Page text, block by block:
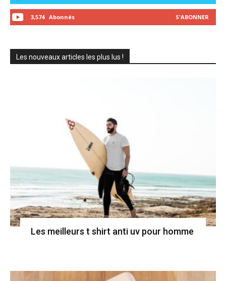
3,574 Abonnés S'ABONNER
Les nouveaux articles les plus lus !
Les meilleurs t shirt anti uv pour homme